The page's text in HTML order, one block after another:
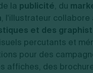
la publicité, du
, l'illustrateur collabore
et des
percutants et
pour des
affiches, des